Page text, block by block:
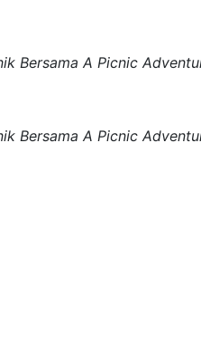
Bersama A Picnic
Bersama A Picnic